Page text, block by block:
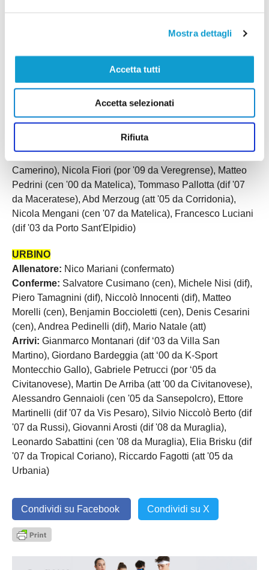
Mostra dettagli
Accetta tutti
Accetta selezionati
Rifiuta
Tolentino), Lorenzo Latini (cen '07 da Gubbio), Nicolas
Rodriguez Olivera (dif '98 da Fermana)
TRODICA
Roberto Buratti (confermato)
Conferme:
Vincenzo Fatone (por ‘03 da Chiesanuova),
Albanesi (att ‘97 da Montegranaro), Alessandro
Evangelisti (cen '03 da Montegranaro), Michelangelo
Camerino), Nicola Fiori (por '09 da Veregrense), Matteo
Pedrini (cen '00 da Matelica), Tommaso Pallotta (dif '07
da Maceratese), Abd Merzoug (att '05 da Corridonia),
Nicola Mengani (cen '07 da Matelica), Francesco Luciani
(dif '03 da Porto Sant'Elpidio)
URBINO
Allenatore: Nico Mariani (confermato)
Conferme: Salvatore Cusimano (cen), Michele Nisi (dif),
Piero Tamagnini (dif), Niccolò Innocenti (dif), Matteo
Morelli (cen), Benjamin Boccioletti (cen), Denis Cesarini
(cen), Andrea Pedinelli (dif), Mario Natale (att)
Arrivi: Gianmarco Montanari (dif ‘03 da Villa San
Martino), Giordano Bardeggia (att ‘00 da K-Sport
Montecchio Gallo), Gabriele Petrucci (por ‘05 da
Civitanovese), Martin De Arriba (att '00 da Civitanovese),
Alessandro Gennaioli (cen '05 da Sansepolcro), Ettore
Martinelli (dif '07 da Vis Pesaro), Silvio Niccolò Berto (dif
'07 da Russi), Giovanni Arosti (dif '08 da Muraglia),
Leonardo Sabattini (cen '08 da Muraglia), Elia Brisku (dif
'07 da Tropical Coriano), Riccardo Fagotti (att '05 da
Urbania)
Condividi su Facebook Condividi su X